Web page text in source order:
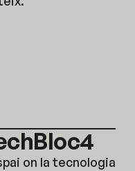
on la tecnologia